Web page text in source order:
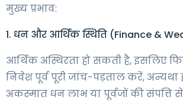
मुख्य प्रभाव:
1. धन और आर्थिक स्थिति (Finance &
आर्थिक अस्थिरता हो सकती है, इसलिए
निवेश पूर्व पूरी जांच-पड़ताल करें, अन्यथा
अकस्मात धन लाभ या पूर्वजों की